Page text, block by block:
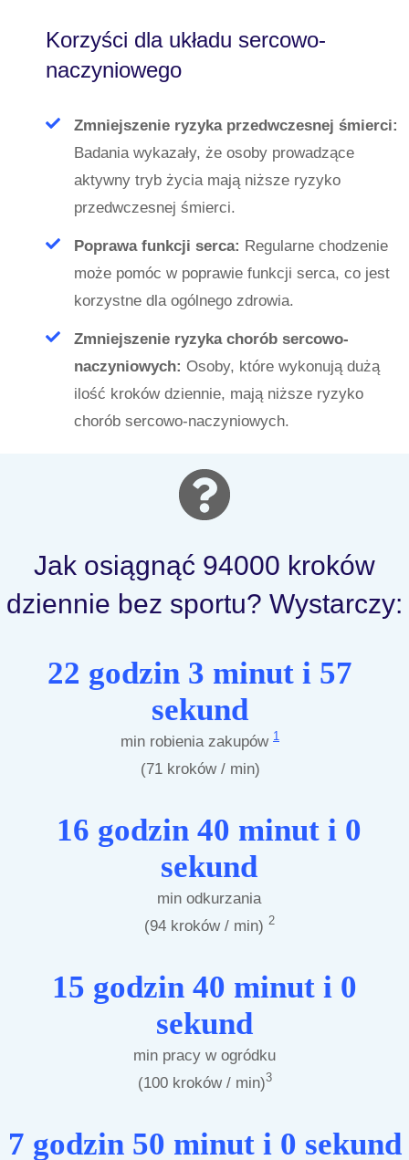
Korzyści dla układu sercowo-
naczyniowego
Zmniejszenie ryzyka przedwczesnej śmierci:
Badania wykazały, że osoby prowadzące
aktywny tryb życia mają niższe ryzyko
przedwczesnej śmierci.
Poprawa funkcji serca: Regularne chodzenie
może pomóc w poprawie funkcji serca, co jest
korzystne dla ogólnego zdrowia.
Zmniejszenie ryzyka chorób sercowo-
naczyniowych: Osoby, które wykonują dużą
ilość kroków dziennie, mają niższe ryzyko
chorób sercowo-naczyniowych.
Jak osiągnąć 94000 kroków
dziennie bez sportu? Wystarczy:
22 godzin 3 minut i 57
sekund
min robienia zakupów 1
(71 kroków / min)
16 godzin 40 minut i 0
sekund
min odkurzania
(94 kroków / min) 2
15 godzin 40 minut i 0
sekund
min pracy w ogródku
(100 kroków / min)3
7 godzin 50 minut i 0 sekund